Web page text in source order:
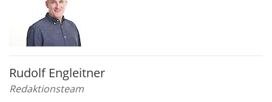
Rudolf Engleitner
Redaktionsteam